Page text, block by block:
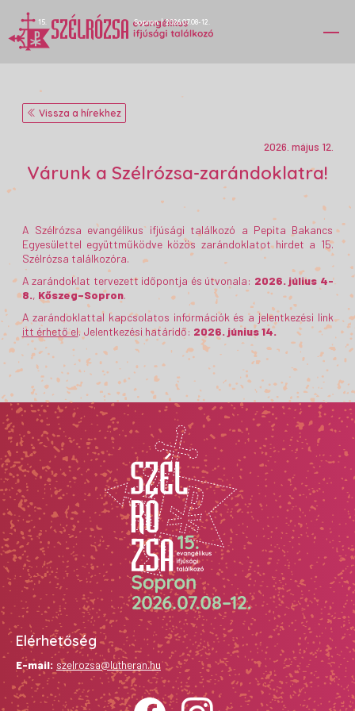
15. Sopron|2026.07.08-12.
Vissza a hírekhez
2026. május 12.
Várunk a Szélrózsa-zarándoklatra!
A Szélrózsa evangélikus ifjúsági találkozó a Pepita Bakancs
Egyesülettel együttműködve közös zarándoklatot hirdet a 15.
Szélrózsa találkozóra.
A zarándoklat tervezett időpontja és útvonala: 2026. július 4-
8., Kőszeg–Sopron.
A zarándoklattal kapcsolatos információk és a jelentkezési link
itt érhető el. Jelentkezési határidő: 2026. június 14.
Elérhetőség
E-mail: szelrozsa@lutheran.hu